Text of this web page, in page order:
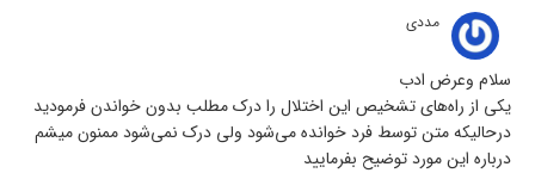
مددی
سلام وعرض ادب
یکی از راه‌های تشخیص این اختلال را درک مطلب بدون خواندن فرمودید
درحالیکه متن توسط فرد خوانده می‌شود ولی درک نمی‌شود ممنون میشم
درباره این مورد توضیح بفرمایید